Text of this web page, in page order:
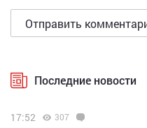
Последние новости
17:52 307